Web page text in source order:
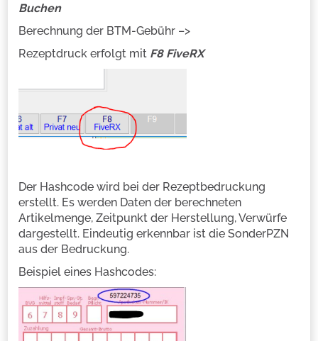
Buchen
Berechnung der BTM-Gebühr –>
Rezeptdruck erfolgt mit F8 FiveRX
Der Hashcode wird bei der Rezeptbedruckung
erstellt. Es werden Daten der berechneten
Artikelmenge, Zeitpunkt der Herstellung, Verwürfe
dargestellt. Eindeutig erkennbar ist die SonderPZN
aus der Bedruckung.
Beispiel eines Hashcodes: